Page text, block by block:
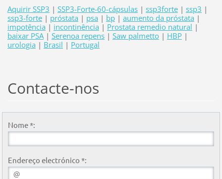
Aquirir SSP3 | SSP3-Forte-60-cápsulas | ssp3forte | ssp3 |
ssp3-forte | próstata | psa | bp | aumento da próstata |
impotência | incontinência | Prostata remedio natural |
baixar PSA | Serenoa repens | Saw palmetto | HBP |
urologia | Brasil | Portugal
Contacte-nos
Nome *:
Endereço electrónico *: